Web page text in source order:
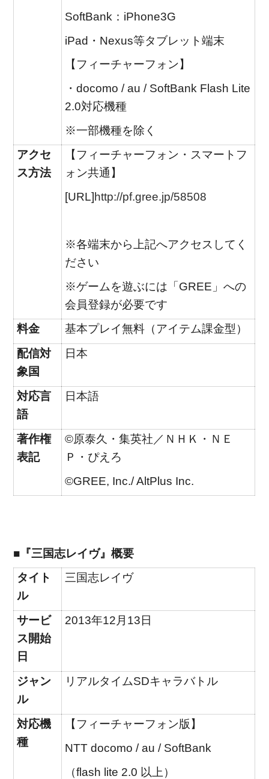
SoftBank：iPhone3G
iPad・Nexus等タブレット端末
【フィーチャーフォン】
・docomo / au / SoftBank Flash Lite
2.0対応機種
※一部機種を除く
アクセ
ス方法
【フィーチャーフォン・スマートフ
ォン共通】
[URL]http://pf.gree.jp/58508
※各端末から上記へアクセスしてく
ださい
※ゲームを遊ぶには「GREE」への
会員登録が必要です
料金
基本プレイ無料（アイテム課金型）
配信対
象国
日本
対応言
語
日本語
著作権
表記
©原泰久・集英社／ＮＨＫ・ＮＥ
Ｐ・ぴえろ
©GREE, Inc./ AltPlus Inc.
■『三国志レイヴ』概要
タイト
ル
三国志レイヴ
サービ
ス開始
日
2013年12月13日
ジャン
ル
リアルタイムSDキャラバトル
対応機
種
【フィーチャーフォン版】
NTT docomo / au / SoftBank
（flash lite 2.0 以上）